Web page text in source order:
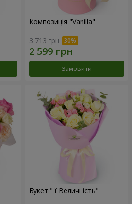
Композиція "Vanilla"
3 713 грн
Замовити
Букет "Її Величність"